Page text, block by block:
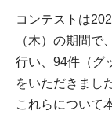
コンテストは
（木）の期間で
行い、94件（グ
をいただきまし
これらについて